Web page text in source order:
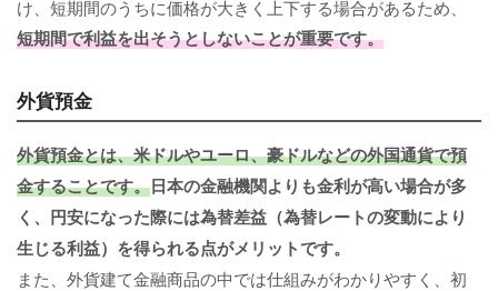
け、短期間のうちに価格が大きく上下する場合があるため、
短期間で利益を出そうとしないことが重要です。
外貨預金
外貨預金とは、米ドルやユーロ、豪ドルなどの外国通貨で預
金することです。日本の金融機関よりも金利が高い場合が多
く、円安になった際には為替差益（為替レートの変動により
生じる利益）を得られる点がメリットです。
また、外貨建て金融商品の中では仕組みがわかりやすく、初